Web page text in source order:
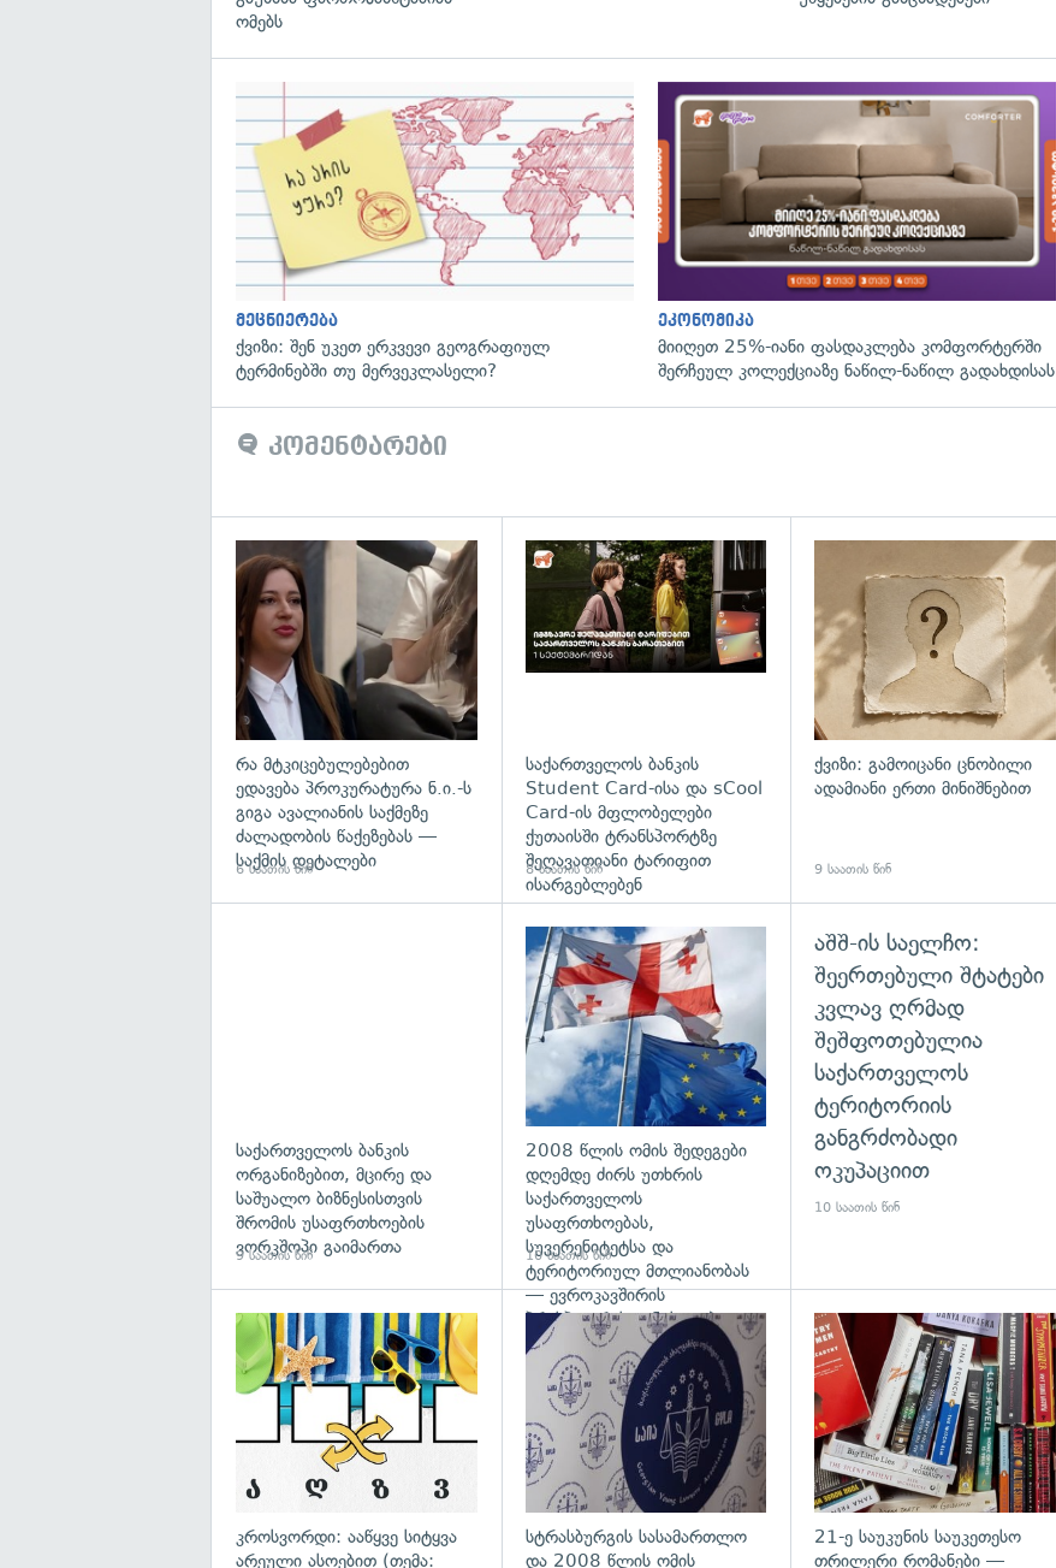
ომებს
მეცნიერება
ქვიზი: შენ უკეთ ერკვევი გეოგრაფიულ
ტერმინებში თუ მერვეკლასელი?
ეკონომიკა
მიიღეთ 25%-იანი ფასდაკლება კომფორტერში
შერჩეულ კოლექციაზე ნაწილ-ნაწილ გადახდისას
კომენტარები
გადახედვა
რა მტკიცებულებებით
ედავება პროკურატურა ნ.ი.-ს
გიგა ავალიანის საქმეზე
ძალადობის წაქეზებას —
საქმის დეტალები
6 საათის წინ
საქართველოს ბანკის
Student Card-ისა და sCool
Card-ის მფლობელები
ქუთაისში ტრანსპორტზე
შეღავათიანი ტარიფით
ისარგებლებენ
8 საათის წინ
ქვიზი: გამოიცანი ცნობილი
ადამიანი ერთი მინიშნებით
9 საათის წინ
საქართველოს ბანკის
ორგანიზებით, მცირე და
საშუალო ბიზნესისთვის
შრომის უსაფრთხოების
ვორკშოპი გაიმართა
9 საათის წინ
გადახედვა
2008 წლის ომის შედეგები
დღემდე ძირს უთხრის
საქართველოს
უსაფრთხოებას,
სუვერენიტეტსა და
ტერიტორიულ მთლიანობას
— ევროკავშირის
პრესპიკერის განცხადება
10 საათის წინ
აშშ-ის საელჩო:
შეერთებული შტატები
კვლავ ღრმად
შეშფოთებულია
საქართველოს
ტერიტორიის
განგრძობადი
ოკუპაციით
10 საათის წინ
გადახედვა
კროსვორდი: ააწყვე სიტყვა
არეული ასოებით (თემა:
გადახედვა
სტრასბურგის სასამართლო
და 2008 წლის ომის
21-ე საუკუნის საუკეთესო
თრილერი რომანები —